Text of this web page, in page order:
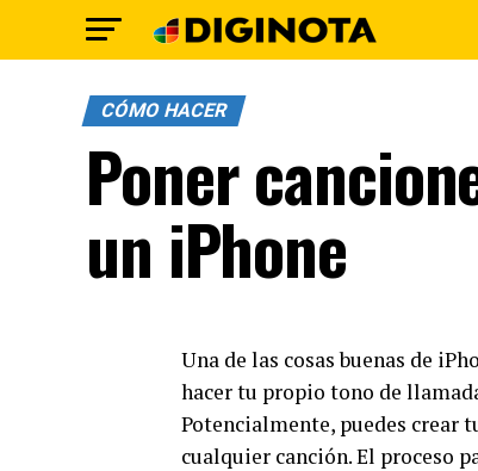
CÓMO HACER
Poner
un iPhone
Una de las cosas buenas de
hacer tu propio tono de
Potencialmente, puedes crear
cualquier canción. El proceso